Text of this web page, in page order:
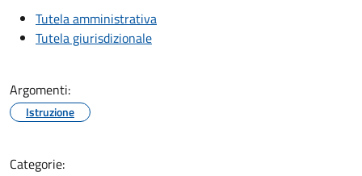
Tutela amministrativa
Tutela giurisdizionale
Argomenti:
Istruzione
Categorie: